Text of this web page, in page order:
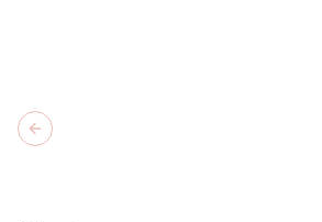
Previous slide